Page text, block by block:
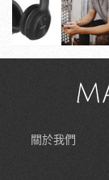
關於我們